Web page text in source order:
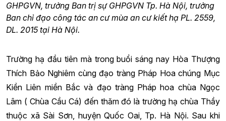
GHPGVN, trưởng Ban trị sự GHPGVN Tp. Hà Nội, trưởng
Ban chỉ đạo công tác an cư mùa an cư kiết hạ PL. 2559,
DL. 2015 tại Hà Nội.
Trường hạ đầu tiên mà trong buổi sáng nay Hòa Thượng
Thích Bảo Nghiêm cùng đạo tràng Pháp Hoa chúng Mục
Kiền Liên miền Bắc và đạo tràng Pháp hoa chùa Ngọc
Lâm ( Chùa Cầu Cá) đến thăm đó là trường hạ chùa Thầy
thuộc xã Sài Sơn, huyện Quốc Oai, Tp. Hà Nội. Sau khi